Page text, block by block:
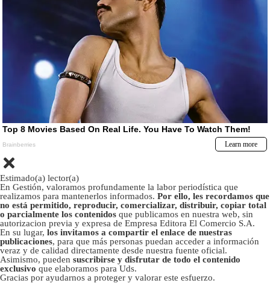
Estimado(a) lector(a)
En Gestión, valoramos profundamente la labor periodística que
realizamos para mantenerlos informados. Por ello, les recordamos que
no está permitido, reproducir, comercializar, distribuir, copiar total
o parcialmente los contenidos que publicamos en nuestra web, sin
autorizacion previa y expresa de Empresa Editora El Comercio S.A.
En su lugar, los invitamos a compartir el enlace de nuestras
publicaciones, para que más personas puedan acceder a información
veraz y de calidad directamente desde nuestra fuente oficial.
Asimismo, pueden suscribirse y disfrutar de todo el contenido
exclusivo que elaboramos para Uds.
Gracias por ayudarnos a proteger y valorar este esfuerzo.